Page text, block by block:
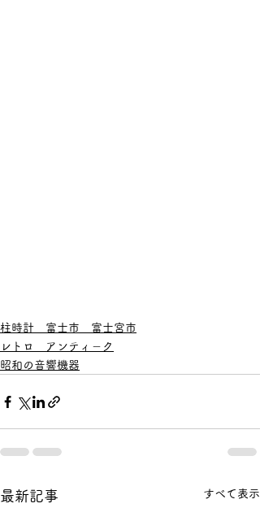
柱時計 富士市 富士宮市
レトロ アンティ－ク
昭和の音響機器
最新記事 すべて表示